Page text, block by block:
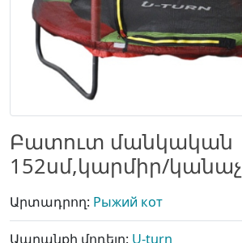
Բատուտ մանկական
152սմ,կարմիր/կանաչ
Արտադրող: Рыжий кот
Ապրանքի մոդելը: U-turn